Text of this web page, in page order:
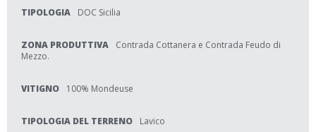
TIPOLOGIA DOC Sicilia
ZONA PRODUTTIVA
Contrada Cottanera e Contrada Feudo di
Mezzo.
VITIGNO 100% Mondeuse
TIPOLOGIA DEL TERRENO Lavico